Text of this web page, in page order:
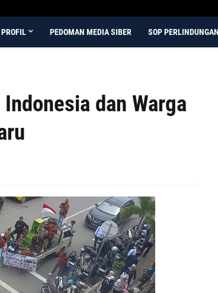
PROFIL PEDOMAN MEDIA SIBER SOP
dan Warga